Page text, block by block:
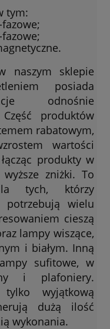
tym:
naszym sklepie
posiada
odnośnie
produktów
rabatowym,
wartości
produkty w
zniżki. To
tych, którzy
potrzebują wielu
cieszą
lampy wiszące,
i białym. Inną
sufitowe, w
i plafoniery.
wyjątkową
dużą ilość
wykonania.